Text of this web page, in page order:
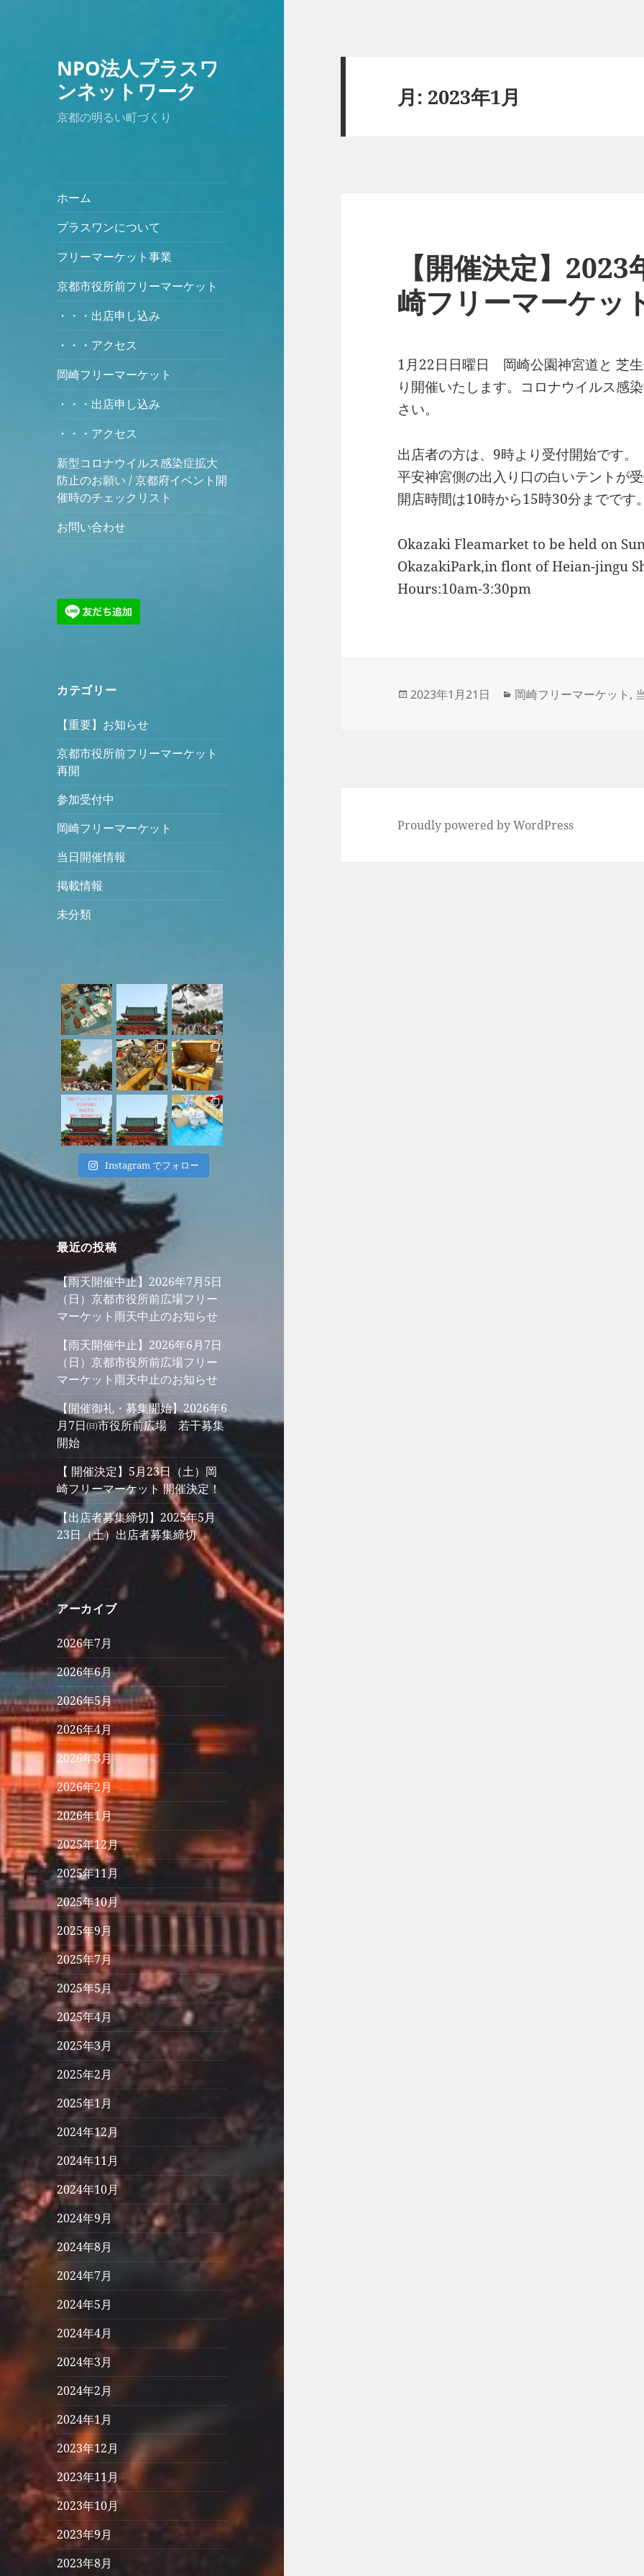
NPO法人プラスワ
ンネットワーク
京都の明るい町づくり
ホーム
プラスワンについて
フリーマーケット事業
京都市役所前フリーマーケット
・・・出店申し込み
・・・アクセス
岡崎フリーマーケット
・・・出店申し込み
・・・アクセス
新型コロナウイルス感染症拡大
防止のお願い / 京都府イベント開
催時のチェックリスト
お問い合わせ
カテゴリー
【重要】お知らせ
京都市役所前フリーマーケット
再開
参加受付中
岡崎フリーマーケット
当日開催情報
掲載情報
未分類
Instagram でフォロー
最近の投稿
【雨天開催中止】2026年7月5日
（日）京都市役所前広場フリー
マーケット雨天中止のお知らせ
【雨天開催中止】2026年6月7日
（日）京都市役所前広場フリー
マーケット雨天中止のお知らせ
【開催御礼・募集開始】2026年6
月7日㈰市役所前広場 若干募集
開始
【 開催決定】5月23日（土）岡
崎フリーマーケット 開催決定！
【出店者募集締切】2025年5月
23日（土）出店者募集締切
アーカイブ
2026年7月
2026年6月
2026年5月
2026年4月
2026年3月
2026年2月
2026年1月
2025年12月
2025年11月
2025年10月
2025年9月
2025年7月
2025年5月
2025年4月
2025年3月
2025年2月
2025年1月
2024年12月
2024年11月
2024年10月
2024年9月
2024年8月
2024年7月
2024年5月
2024年4月
2024年3月
2024年2月
2024年1月
2023年12月
2023年11月
2023年10月
2023年9月
2023年8月
月: 2023年1月
【開催決定】
崎フリーマーケッ
1月22日日曜日 岡崎公園神宮道と 芝
り開催いたします。コロナウイルス感
さい。
出店者の方は、9時より受付開始です。
平安神宮側の出入り口の白いテントが受
開店時間は10時から15時30分までです。
Okazaki Fleamarket to be held on
OkazakiPark,in flont of Heian-jingu
Hours:10am-3:30pm
投
2023年1月21日
カ
岡崎フリーマーケット ,
Proudly powered by WordPress